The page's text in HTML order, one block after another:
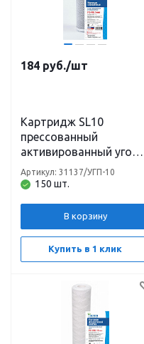
184 руб./шт
Картридж SL10
прессованный
активированный уголь
(карбон-блок)
150 шт.
Артикул: 31137/УГП-10
В корзину
Купить в 1 клик